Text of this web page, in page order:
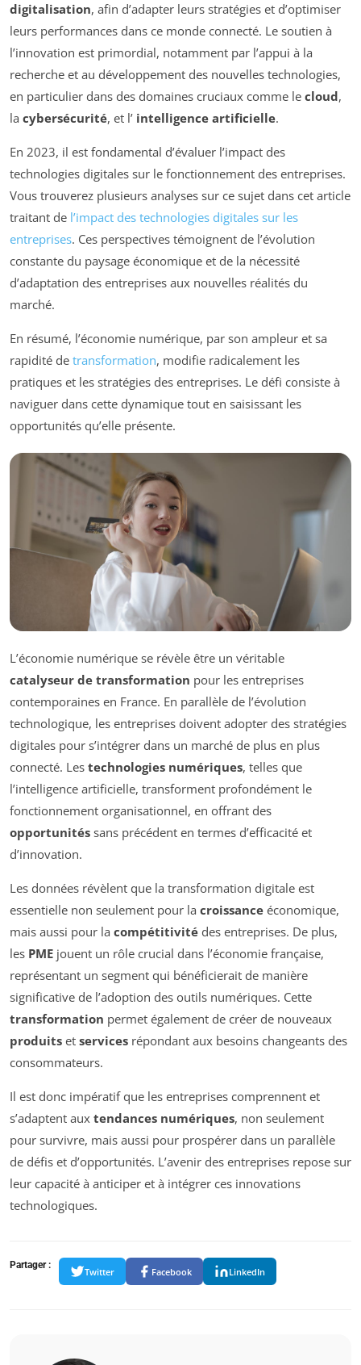
digitalisation, afin d’adapter leurs stratégies et d’optimiser
leurs performances dans ce monde connecté. Le soutien à
l’innovation est primordial, notamment par l’appui à la
recherche et au développement des nouvelles technologies,
en particulier dans des domaines cruciaux comme le cloud,
la cybersécurité, et l’ intelligence artificielle.
En 2023, il est fondamental d’évaluer l’impact des
technologies digitales sur le fonctionnement des entreprises.
Vous trouverez plusieurs analyses sur ce sujet dans cet article
traitant de l’impact des technologies digitales sur les
entreprises. Ces perspectives témoignent de l’évolution
constante du paysage économique et de la nécessité
d’adaptation des entreprises aux nouvelles réalités du
marché.
En résumé, l’économie numérique, par son ampleur et sa
rapidité de transformation, modifie radicalement les
pratiques et les stratégies des entreprises. Le défi consiste à
naviguer dans cette dynamique tout en saisissant les
opportunités qu’elle présente.
L’économie numérique se révèle être un véritable
catalyseur de transformation pour les entreprises
contemporaines en France. En parallèle de l’évolution
technologique, les entreprises doivent adopter des stratégies
digitales pour s’intégrer dans un marché de plus en plus
connecté. Les technologies numériques, telles que
l’intelligence artificielle, transforment profondément le
fonctionnement organisationnel, en offrant des
opportunités sans précédent en termes d’efficacité et
d’innovation.
Les données révèlent que la transformation digitale est
essentielle non seulement pour la croissance économique,
mais aussi pour la compétitivité des entreprises. De plus,
les PME jouent un rôle crucial dans l’économie française,
représentant un segment qui bénéficierait de manière
significative de l’adoption des outils numériques. Cette
transformation permet également de créer de nouveaux
produits et services répondant aux besoins changeants des
consommateurs.
Il est donc impératif que les entreprises comprennent et
s’adaptent aux tendances numériques, non seulement
pour survivre, mais aussi pour prospérer dans un parallèle
de défis et d’opportunités. L’avenir des entreprises repose sur
leur capacité à anticiper et à intégrer ces innovations
technologiques.
Partager :
Twitter Facebook LinkedIn